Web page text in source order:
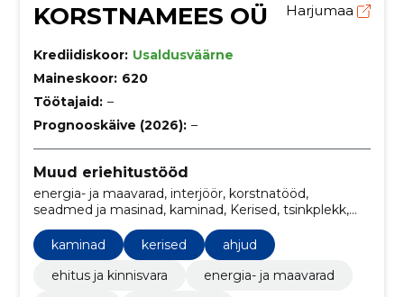
KORSTNAMEES OÜ Harjumaa
Krediidiskoor: Usaldusväärne
Maineskoor: 620
Töötajaid: –
Prognooskäive (2026): –
Muud eriehitustööd
energia- ja maavarad, interjöör, korstnatööd,
seadmed ja masinad, kaminad, Kerised, tsinkplekk,
ahjud, valmistamine, ehitus ja kinnisvara
kaminad
kerised
ahjud
ehitus ja kinnisvara
energia- ja maavarad